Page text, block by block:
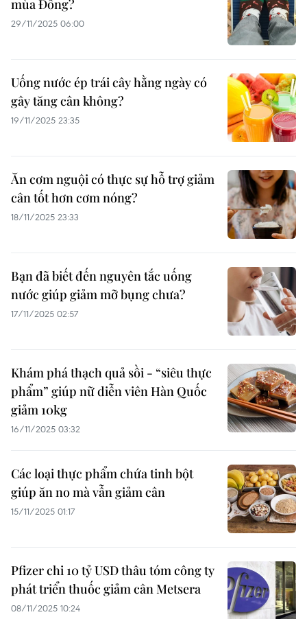
mùa Đông?
29/11/2025 06:00
Uống nước ép trái cây hằng ngày có
gây tăng cân không?
19/11/2025 23:35
Ăn cơm nguội có thực sự hỗ trợ giảm
cân tốt hơn cơm nóng?
18/11/2025 23:33
Bạn đã biết đến nguyên tắc uống
nước giúp giảm mỡ bụng chưa?
17/11/2025 02:57
Khám phá thạch quả sồi - “siêu thực
phẩm” giúp nữ diễn viên Hàn Quốc
giảm 10kg
16/11/2025 03:32
Các loại thực phẩm chứa tinh bột
giúp ăn no mà vẫn giảm cân
15/11/2025 01:17
Pfizer chi 10 tỷ USD thâu tóm công ty
phát triển thuốc giảm cân Metsera
08/11/2025 10:24